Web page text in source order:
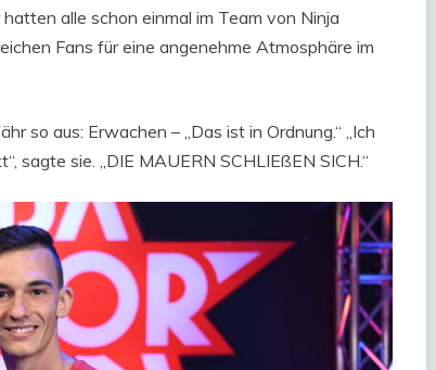
alle schon einmal im Team von Ninja
Fans für eine angenehme Atmosphäre im
so ​​aus: Erwachen – „Das ist in Ordnung.“ „Ich
sagte sie. „DIE MAUERN SCHLIEßEN SICH.“